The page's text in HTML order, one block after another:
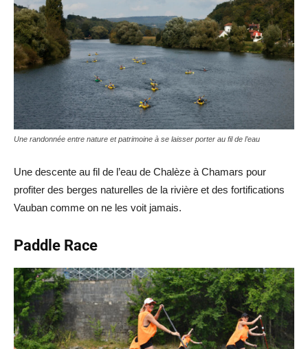
Une randonnée entre nature et patrimoine à se laisser porter au fil de l’eau
Une descente au fil de l’eau de Chalèze à Chamars pour
profiter des berges naturelles de la rivière et des fortifications
Vauban comme on ne les voit jamais.
Paddle Race